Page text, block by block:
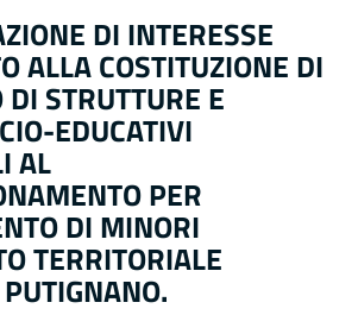
DI INTERESSE
ALLA COSTITUZIONE DI
STRUTTURE E
EDUCATIVI
AL
PER
DI MINORI
TERRITORIALE